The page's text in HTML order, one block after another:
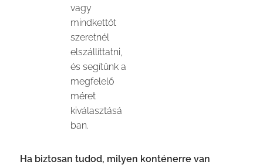
vagy
mindkettőt
szeretnél
elszállíttatni,
és segítünk a
megfelelő
méret
kiválasztásá
ban.
Ha biztosan tudod, milyen konténerre van